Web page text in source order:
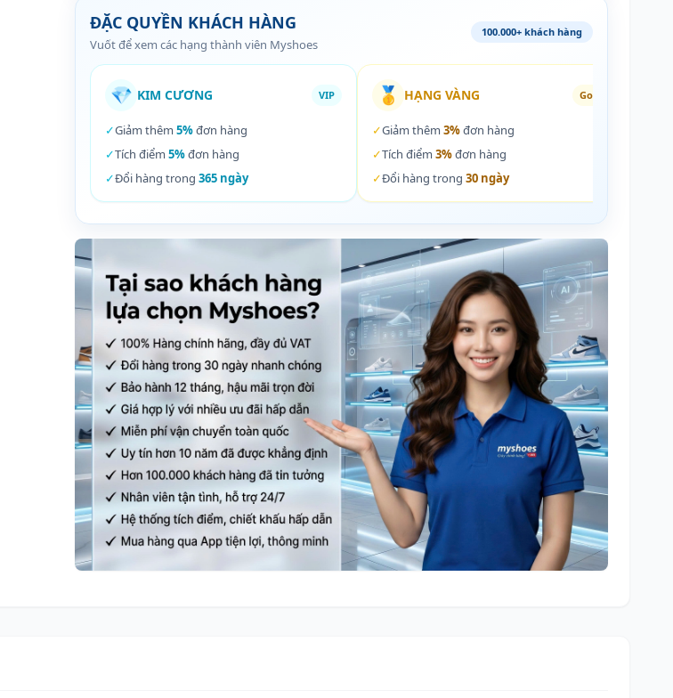
ĐẶC QUYỀN KHÁCH HÀNG
Vuốt để xem các hạng thành viên Myshoes
100.000+ khách hàng
💎 KIM CƯƠNG VIP
✓Giảm thêm 5%đơn hàng
✓Tích điểm 5%đơn hàng
✓Đổi hàng trong 365 ngày
🥇 HẠNG VÀNG Gold
✓Giảm thêm 3%đơn hàng
✓Tích điểm 3%đơn hàng
✓Đổi hàng trong 30 ngày